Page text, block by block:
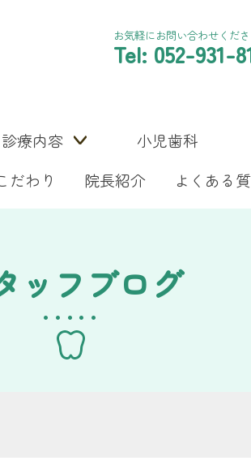
お気軽にお問い合わせくだ
Tel: 052-931-
診療内容 小児歯科
だわり
院長紹介 よくある
ッフブログ